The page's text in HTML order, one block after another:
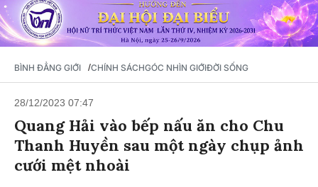
BÌNH ĐẲNG GIỚI /CHÍNH SÁCHGÓC NHÌN GIỚIĐỜI SỐNG
28/12/2023 07:47
Quang Hải vào bếp nấu ăn cho Chu
Thanh Huyền sau một ngày chụp ảnh
cưới mệt nhoài